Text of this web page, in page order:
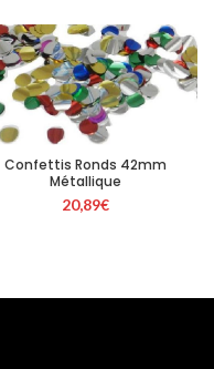
Confettis Ronds 42mm
Métallique
20,89€